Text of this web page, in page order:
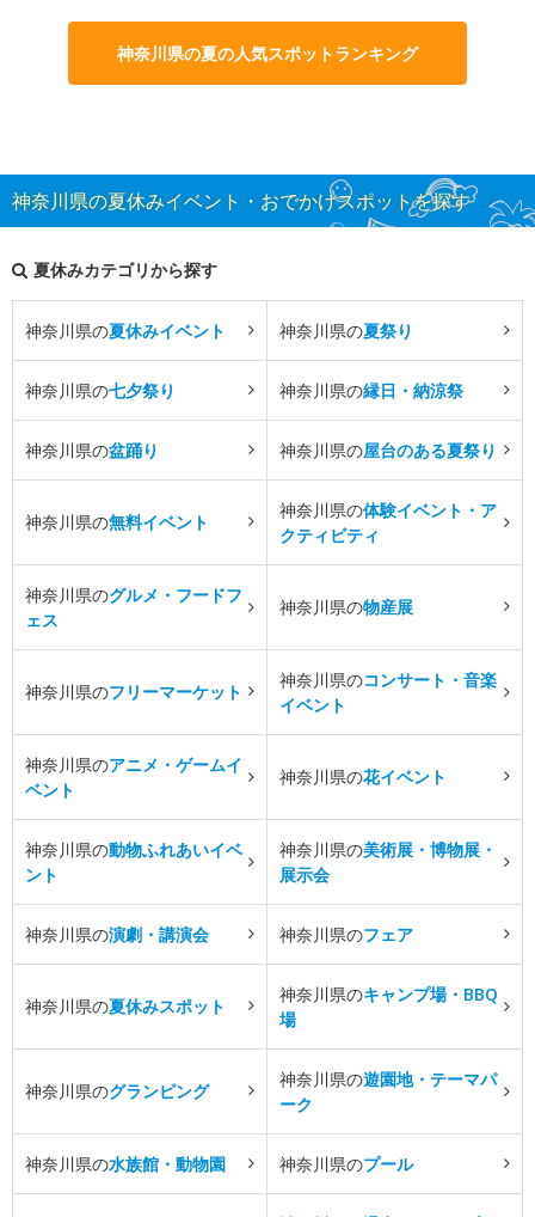
神奈川県の夏の人気スポットランキング
神奈川県の夏休みイベント・おでかけスポットを探す
夏休みカテゴリから探す
神奈川県の夏休みイベント 神奈川県の夏祭り
神奈川県の七夕祭り 神奈川県の縁日・納涼祭
神奈川県の盆踊り 神奈川県の屋台のある夏祭り
神奈川県の無料イベント
神奈川県の体験イベント・ア
クティビティ
神奈川県のグルメ・フードフ
ェス
神奈川県の物産展
神奈川県のフリーマーケット
神奈川県のコンサート・音楽
イベント
神奈川県のアニメ・ゲームイ
ベント
神奈川県の花イベント
神奈川県の動物ふれあいイベ
ント
神奈川県の美術展・博物展・
展示会
神奈川県の演劇・講演会 神奈川県のフェア
神奈川県の夏休みスポット
神奈川県のキャンプ場・BBQ
場
神奈川県のグランピング
神奈川県の遊園地・テーマパ
ーク
神奈川県の水族館・動物園 神奈川県のプール